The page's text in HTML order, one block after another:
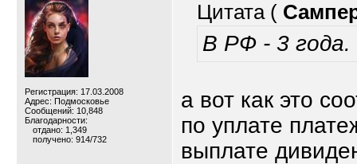
Регистрация: 17.03.2008
Адрес: Подмосковье
Сообщений: 10,848
Благодарности:
отдано: 1,349
получено: 914/732
Цитата (
В РФ - 3 года.
а вот как это
по уплате
выплате